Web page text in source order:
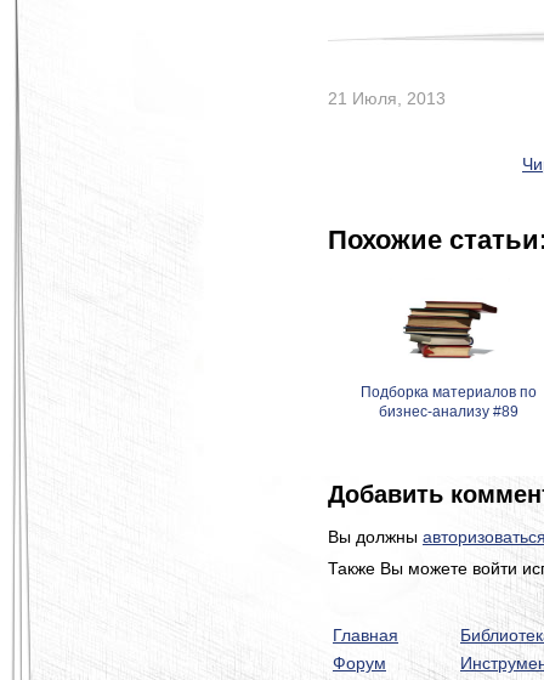
21 Июля, 2013
Похожие
Подборка материалов по
бизнес-анализу #89
Добавить
Вы должны
Также Вы можете войти
Главная
Форум